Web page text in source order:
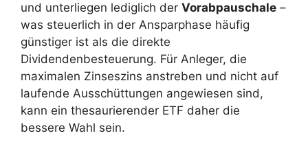
und unterliegen lediglich der Vorabpauschale –
was steuerlich in der Ansparphase häufig
günstiger ist als die direkte
Dividendenbesteuerung. Für Anleger, die
maximalen Zinseszins anstreben und nicht auf
laufende Ausschüttungen angewiesen sind,
kann ein thesaurierender ETF daher die
bessere Wahl sein.